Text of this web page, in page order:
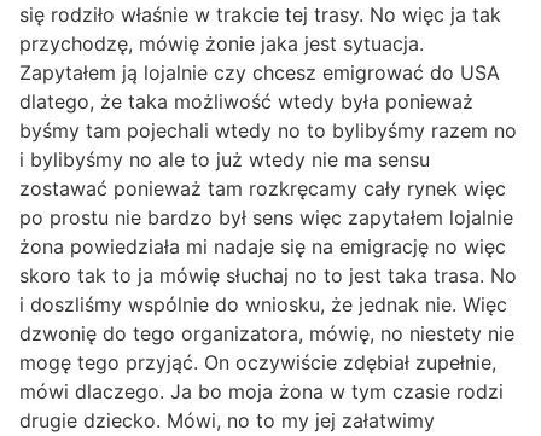
się rodziło właśnie w trakcie tej trasy. No więc ja tak
przychodzę, mówię żonie jaka jest sytuacja.
Zapytałem ją lojalnie czy chcesz emigrować do USA
dlatego, że taka możliwość wtedy była ponieważ
byśmy tam pojechali wtedy no to bylibyśmy razem no
i bylibyśmy no ale to już wtedy nie ma sensu
zostawać ponieważ tam rozkręcamy cały rynek więc
po prostu nie bardzo był sens więc zapytałem lojalnie
żona powiedziała mi nadaje się na emigrację no więc
skoro tak to ja mówię słuchaj no to jest taka trasa. No
i doszliśmy wspólnie do wniosku, że jednak nie. Więc
dzwonię do tego organizatora, mówię, no niestety nie
mogę tego przyjąć. On oczywiście zdębiał zupełnie,
mówi dlaczego. Ja bo moja żona w tym czasie rodzi
drugie dziecko. Mówi, no to my jej załatwimy